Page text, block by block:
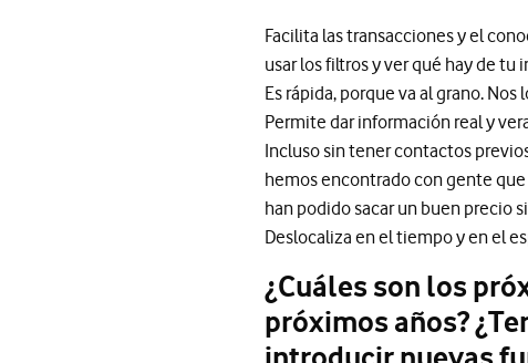
Facilita las transacciones y el
usar los filtros y ver qué hay de tu
Es rápida, porque va al grano.
Permite dar información real y
Incluso sin tener contactos
hemos encontrado con gente
han podido sacar un buen precio
Deslocaliza en el tiempo y en el
¿Cuáles son los
próximos años?